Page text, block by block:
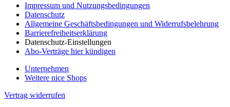
Impressum und Nutzungsbedingungen
Datenschutz
Allgemeine Geschäftsbedingungen und Widerrufsbelehrung
Barrierefreiheitserklärung
Datenschutz-Einstellungen
Abo-Verträge hier kündigen
Unternehmen
Weitere nice Shops
Vertrag widerrufen